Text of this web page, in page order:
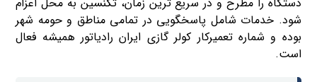
شود. خدمات شامل پاسخگویی در تمامی مناطق و حومه شهر
بوده و شماره تعمیرکار کولر گازی ایران رادیاتور همیشه فعال
است.